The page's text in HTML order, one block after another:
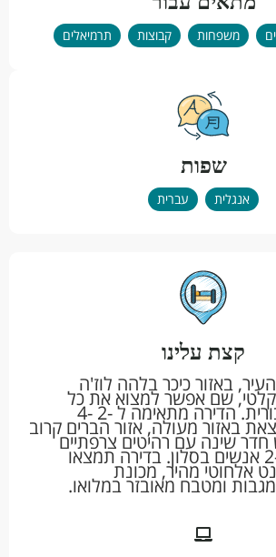
משפחות קבוצות תרמיאלים
שפות
אנגלית עברית
קצת עלינו
באזור כיכר בלהה לוז'ה
שם אפשר למצוא את כל
התחבורה הציבורית. הדירה מתאימה ל -2 -4
באזור מעולה, אזור הברים קרוב
חדר שינה עם רהיטים צרפתיים
וספה סמויה ל -2 אנשים בסלון. בדירה תמצאו
אלחוטי מהיר, מכונת
ומטבח מאובזר במלואו.